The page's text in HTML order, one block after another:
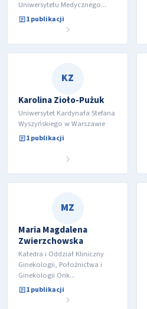
Uniwersytetu Medycznego...
1 publikacji
KZ
Karolina Zioło-Pużuk
Uniwersytet Kardynała Stefana
Wyszyńskiego w Warszawie
1 publikacji
MZ
Maria Magdalena
Zwierzchowska
Katedra i Oddział Kliniczny
Ginekologii, Położnictwa i
Ginekologii Onk...
1 publikacji